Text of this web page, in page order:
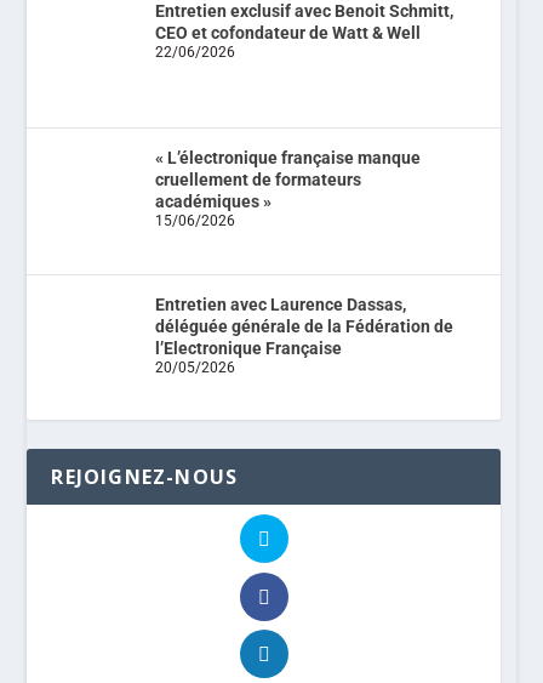
Entretien exclusif avec Benoit Schmitt,
CEO et cofondateur de Watt & Well
22/06/2026
« L’électronique française manque
cruellement de formateurs
académiques »
15/06/2026
Entretien avec Laurence Dassas,
déléguée générale de la Fédération de
l’Electronique Française
20/05/2026
REJOIGNEZ-NOUS